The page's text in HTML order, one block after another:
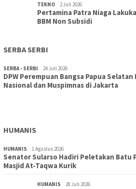
TEKNO 2 Juli 2026
Pertamina Patra Niaga
BBM Non Subsidi
SERBA SERBI
SERBA - SERBI 24 Juli 2026
DPW Perempuan Bangsa Papua
Nasional dan Muspimnas di Jakarta
TOPIK 30 Juli 2026
Wujudkan Sekolah Adiwiyata:SD
HUMANIS
HUMANIS 1 Agustus 2026
Senator Sularso Hadiri Peletakan Batu
Masjid At-Taqwa Kurik
HUMANIS 28 Juli 2026